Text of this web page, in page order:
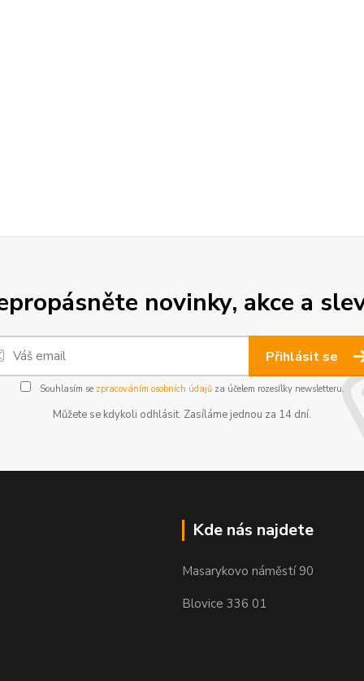
novinky, akce a
Přihlásit se
Souhlasím se zpracováním osobních údajůza účelem rozesílky newsletteru.
Můžete se kdykoli odhlásit. Zasíláme jednou za 14 dní.
Kde nás najdete
Masarykovo náměstí 90
Blovice 336 01